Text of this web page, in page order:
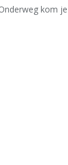
kom